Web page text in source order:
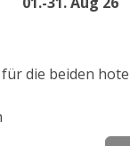
die beiden